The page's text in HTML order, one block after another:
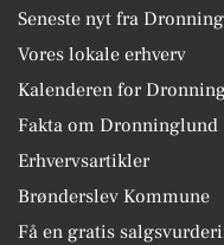
Seneste nyt fra
Vores lokale erhverv
Kalenderen for
Fakta om Dronninglund
Erhvervsartikler
Brønderslev Kommune
Få en gratis